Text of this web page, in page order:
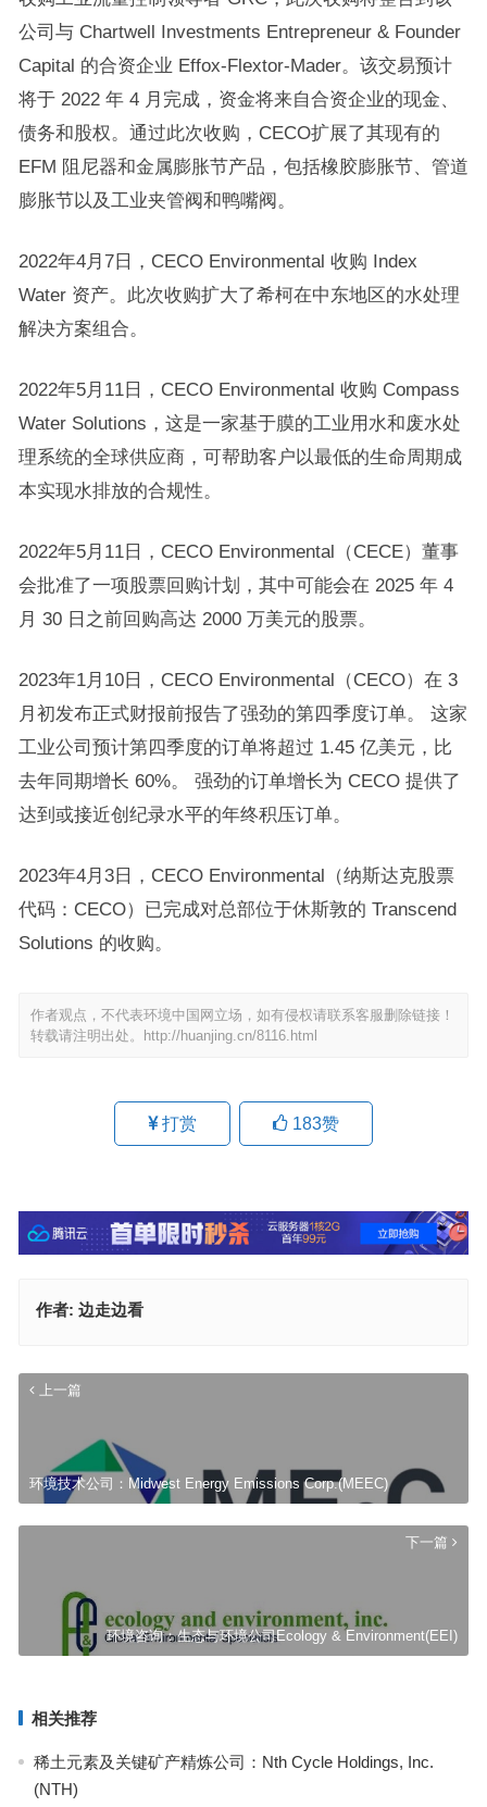
公司与 Chartwell Investments Entrepreneur & Founder
Capital 的合资企业 Effox-Flextor-Mader。该交易预计
将于 2022 年 4 月完成，资金将来自合资企业的现金、
债务和股权。通过此次收购，CECO扩展了其现有的
EFM 阻尼器和金属膨胀节产品，包括橡胶膨胀节、管道
膨胀节以及工业夹管阀和鸭嘴阀。
2022年4月7日，CECO Environmental 收购 Index
Water 资产。此次收购扩大了希柯在中东地区的水处理
解决方案组合。
2022年5月11日，CECO Environmental 收购 Compass
Water Solutions，这是一家基于膜的工业用水和废水处
理系统的全球供应商，可帮助客户以最低的生命周期成
本实现水排放的合规性。
2022年5月11日，CECO Environmental（CECE）董事
会批准了一项股票回购计划，其中可能会在 2025 年 4
月 30 日之前回购高达 2000 万美元的股票。
2023年1月10日，CECO Environmental（CECO）在 3
月初发布正式财报前报告了强劲的第四季度订单。 这家
工业公司预计第四季度的订单将超过 1.45 亿美元，比
去年同期增长 60%。 强劲的订单增长为 CECO 提供了
达到或接近创纪录水平的年终积压订单。
2023年4月3日，CECO Environmental（纳斯达克股票
代码：CECO）已完成对总部位于休斯敦的 Transcend
Solutions 的收购。
作者观点，不代表环境中国网立场，如有侵权请联系客服删除链接！
转载请注明出处。
http://huanjing.cn/8116.html
打赏 183赞
作者: 边走边看
上一篇
环境技术公司：Midwest Energy Emissions Corp.(MEEC)
下一篇
环境咨询：生态与环境公司Ecology & Environment(EEI)
相关推荐
稀土元素及关键矿产精炼公司：Nth Cycle Holdings, Inc.
(NTH)